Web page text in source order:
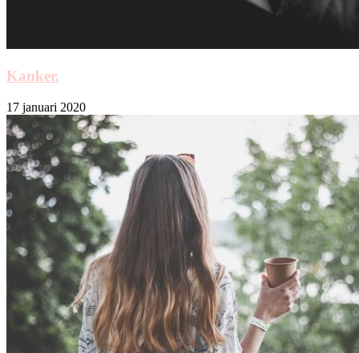
Kanker.
17 januari 2020